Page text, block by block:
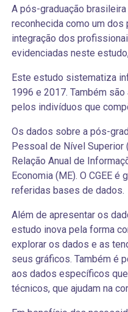
A pós-graduação
reconhecida como um
integração dos
evidenciadas neste
Este estudo sistematiza
1996 e 2017. Também
pelos indivíduos que
Os dados sobre a pós-
Pessoal de Nível Superior
Relação Anual de
Economia (ME). O CGEE
referidas bases de dados.
Além de apresentar os
estudo inova pela forma
explorar os dados e as
seus gráficos. Também é
aos dados específicos
técnicos, que ajudam na